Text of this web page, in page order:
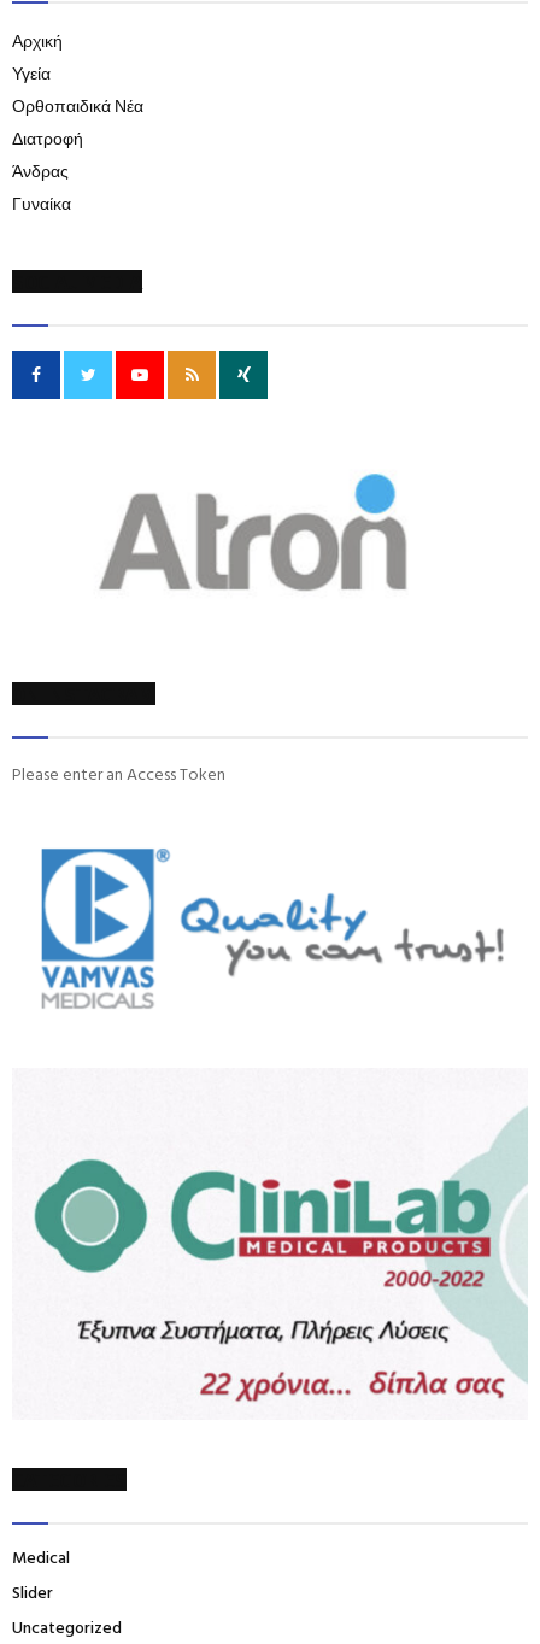
Αρχική
Υγεία
Ορθοπαιδικά Νέα
Διατροφή
Άνδρας
Γυναίκα
Please enter an Access Token
Medical
Slider
Uncategorized